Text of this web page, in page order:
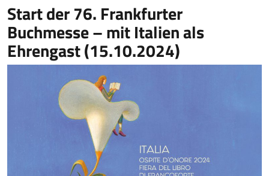
Start der 76. Frankfurter
Buchmesse – mit Italien als
Ehrengast (15.10.2024)